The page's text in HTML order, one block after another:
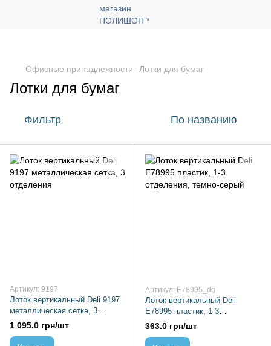
Офисные принадлежности Лотки для бумаг
Лотки для бумаг
Фильтр По названию
Артикул: 9197
Лоток вертикальный Deli 9197
металлическая сетка, 3
отделения
1 095.0 грн/шт
Артикул: E78995_dg
Лоток вертикальный Deli
E78995 пластик, 1-3
отделения, темно-серый
363.0 грн/шт